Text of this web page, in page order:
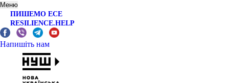
Меню
ПИШЕМО ЕСЕ
RESILIENCE.HELP
Напишіть нам